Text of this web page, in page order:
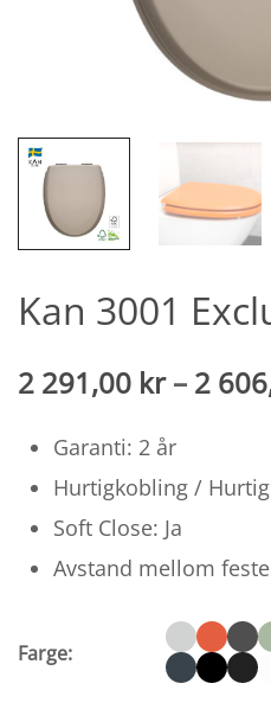
Kan 3001
2 291,00 kr – 2
Garanti: 2 år
Hurtigkobling /
Soft Close: Ja
Avstand mellom
Farge: